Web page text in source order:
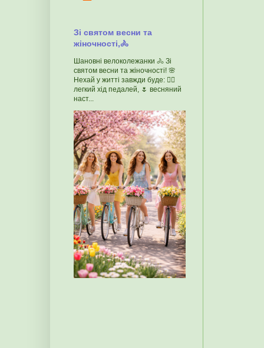
Зі святом весни та
жіночності,🚴
Шановні велоколежанки 🚴 Зі
святом весни та жіночності! 🌸
Нехай у житті завжди буде: 🚴‍♀️
легкий хід педалей, 🌷 весняний
наст...